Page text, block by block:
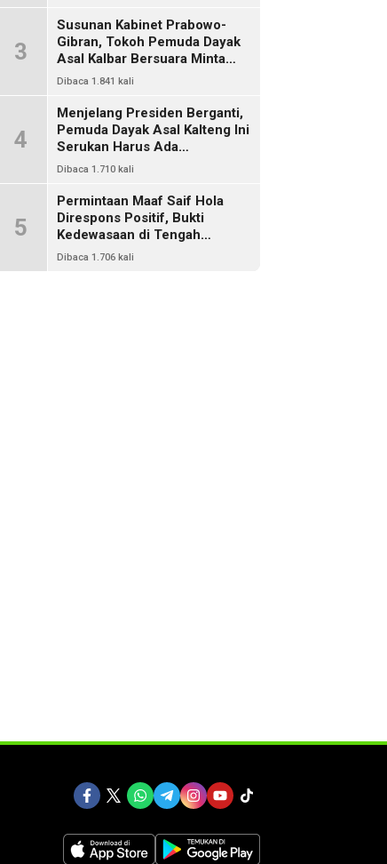
3
Susunan Kabinet Prabowo-
Gibran, Tokoh Pemuda Dayak
Asal Kalbar Bersuara Minta
Harus Ada Representasi Dari
Dibaca 1.841 kali
4
Menjelang Presiden Berganti,
Pemuda Dayak Asal Kalteng Ini
Serukan Harus Ada
Keterwakilan Bangsa Dayak
Dibaca 1.710 kali
5
Permintaan Maaf Saif Hola
Direspons Positif, Bukti
Kedewasaan di Tengah
Polemik Konten
Dibaca 1.706 kali